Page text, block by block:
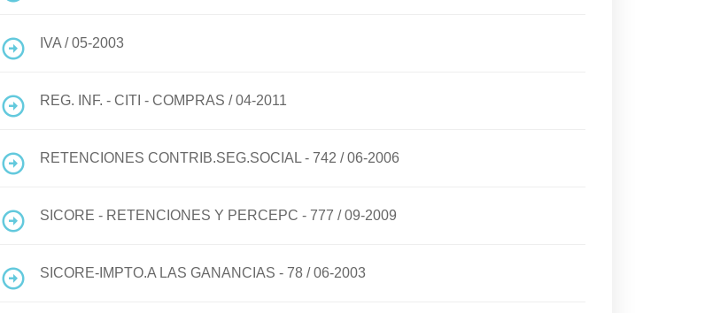
IVA /05-2003
REG. INF. - CITI - COMPRAS /04-2011
RETENCIONES CONTRIB.SEG.SOCIAL - 742 /06-2006
SICORE - RETENCIONES Y PERCEPC - 777 /09-2009
SICORE-IMPTO.A LAS GANANCIAS - 78 /06-2003